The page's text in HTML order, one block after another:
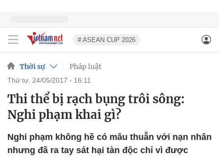
# ASEAN CUP 2026
Thời sự Pháp luật
thứ tư, 24/05/2017 - 16:11
Thi thể bị rạch bụng trôi sông:
Nghi phạm khai gì?
Nghi phạm không hề có mâu thuẫn với nạn nhân
nhưng đã ra tay sát hại tàn độc chỉ vì được